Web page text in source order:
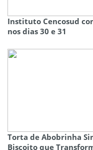
Instituto Cencosud
nos dias 30 e 31
Torta de Abobrinha
Biscoito que